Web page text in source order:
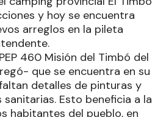
y hoy se encuentra
arreglos en la pileta
460 Misión del Timbó del
que se encuentra en su
detalles de pinturas y
sanitarias. Esto beneficia a la
habitantes del pueblo, en